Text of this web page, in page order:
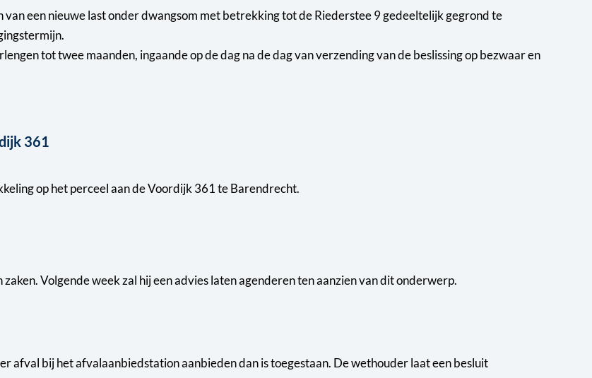
een nieuwe last onder dwangsom met betrekking tot de Riederstee 9 gedeeltelijk gegrond te
tot twee maanden, ingaande op de dag na de dag van verzending van de beslissing op bezwaar en
361
op het perceel aan de Voordijk 361 te Barendrecht.
Volgende week zal hij een advies laten agenderen ten aanzien van dit onderwerp.
afval bij het afvalaanbiedstation aanbieden dan is toegestaan. De wethouder laat een besluit